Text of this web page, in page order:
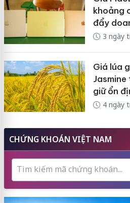
khoảng
đẩy
3 ngày
Giá lúa
giữ ổn
4 ngày
CHỨNG KHOÁN VIỆT NAM
Tìm kiếm mã chứng khoán...